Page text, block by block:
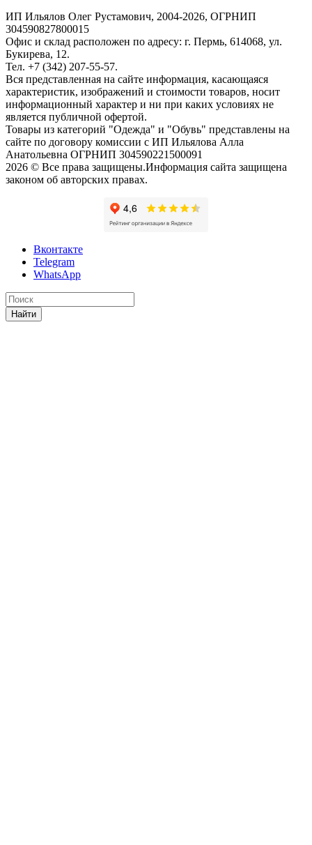
ИП Ильялов Олег Рустамович, 2004-2026, ОГРНИП
304590827800015
Офис и склад расположен по адресу: г. Пермь, 614068, ул.
Букирева, 12.
Тел. +7 (342) 207-55-57.
Вся представленная на сайте информация, касающаяся
характеристик, изображений и стоимости товаров, носит
информационный характер и ни при каких условиях не
является публичной офертой.
Товары из категорий "Одежда" и "Обувь" представлены на
сайте по договору комиссии с ИП Ильялова Алла
Анатольевна ОГРНИП 304590221500091
2026 © Все права защищены.Информация сайта защищена
законом об авторских правах.
Вконтакте
Telegram
WhatsApp
Найти